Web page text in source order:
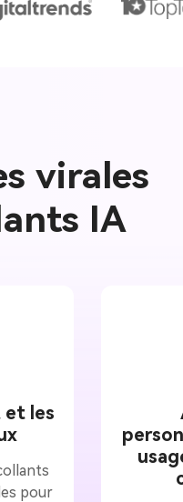
virales
IA
et les
pour